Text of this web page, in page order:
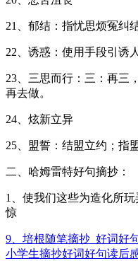
21、郁结：指忧思烦冤纠
22、诱惑：使用手段引诱
23、三思而行：三：再三
再去做。
24、炫新立异
25、盟誓：结盟立约；指
二、哈姆雷特好句摘抄：
1、使我们这些为造化所
惊
9、培根随笔摘抄_好词好
小学生摘抄好词好句读后